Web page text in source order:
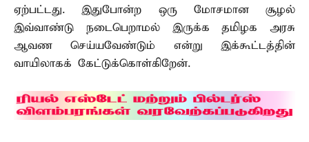
ஏற்பட்டது. இதுபோன்ற ஒரு மோசமான சூழல்
இவ்வாண்டு நடைபெறாமல் இருக்க தமிழக அரசு
ஆவண செய்யவேண்டும் என்று இக்கூட்டத்தின்
வாயிலாகக் கேட்டுக்கொள்கிறேன்.